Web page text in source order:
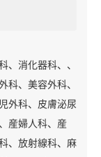
、消化器科、、
科、美容外科、
外科、皮膚泌尿
産婦人科、産
、放射線科、麻